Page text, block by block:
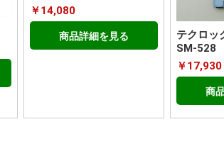
￥14,080
商品詳細を見る
テクロッ
SM-528
￥17,930
商